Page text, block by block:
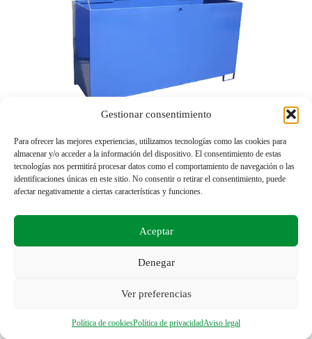
Gestionar consentimiento
Para ofrecer las mejores experiencias, utilizamos tecnologías como las cookies para
almacenar y/o acceder a la información del dispositivo. El consentimiento de estas
tecnologías nos permitirá procesar datos como el comportamiento de navegación o las
identificaciones únicas en este sitio. No consentir o retirar el consentimiento, puede
afectar negativamente a ciertas características y funciones.
Aceptar
Denegar
Ver preferencias
Política de cookiesPolítica de privacidadAviso legal
Palets a medida